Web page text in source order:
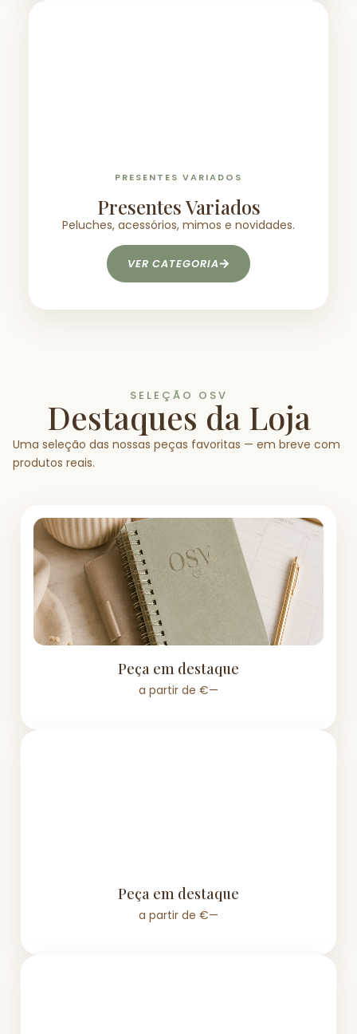
PRESENTES VARIADOS
Presentes Variados
Peluches, acessórios, mimos e novidades.
VER CATEGORIA
SELEÇÃO OSV
Destaques da Loja
Uma seleção das nossas peças favoritas — em breve com
produtos reais.
Peça em destaque
a partir de €—
Peça em destaque
a partir de €—